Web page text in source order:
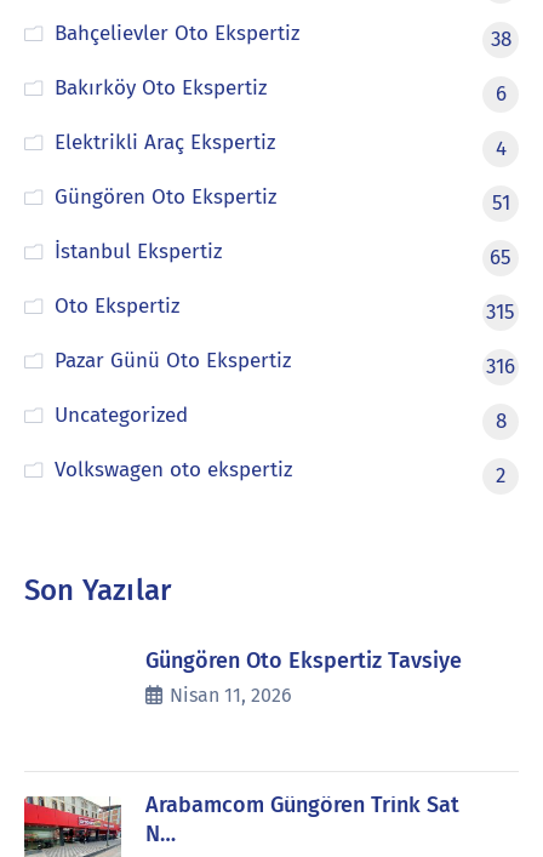
Bahçelievler Oto Ekspertiz
38
Bakırköy Oto Ekspertiz
6
Elektrikli Araç Ekspertiz
4
Güngören Oto Ekspertiz
51
İstanbul Ekspertiz
65
Oto Ekspertiz
315
Pazar Günü Oto Ekspertiz
316
Uncategorized
8
Volkswagen oto ekspertiz
2
Son Yazılar
Güngören Oto Ekspertiz Tavsiye
Nisan 11, 2026
Arabamcom Güngören Trink Sat
N…